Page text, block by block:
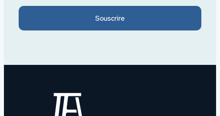
Souscrire